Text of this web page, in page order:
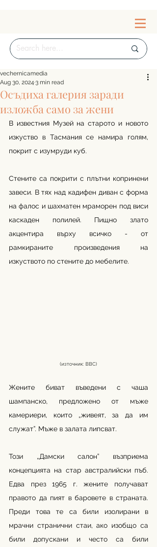
Осъдиха галерия заради
изложба само за жени
vechernicamedia
Aug 30, 2024 3 min read
В известния Музей на старото и новото
изкуство в Тасмания се намира голям,
покрит с изумруди куб.
Стените са покрити с плътни копринени
завеси. В тях над кадифен диван с форма
на фалос и шахматен мраморен под виси
каскаден полилей. Пищно злато
акцентира върху всичко - от
рамкираните произведения на
изкуството по стените до мебелите.
(източник: ВВС)
Жените биват въведени с чаша
шампанско, предложено от мъже
камериери, които „живеят, за да им
служат”. Мъже в залата липсват.
Този „Дамски салон” възприема
концепцията на стар австралийски пъб.
Едва през 1965 г. жените получават
правото да пият в баровете в страната.
Преди това те са били изолирани в
мрачни странични стаи, ако изобщо са
били допускани и често са били